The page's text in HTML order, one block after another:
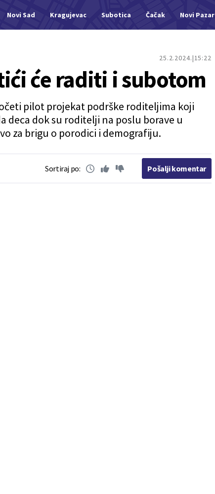
Novi Sad Kragujevac Subotica Čačak Novi Pazar
25.2.2024. 15:22
će raditi i subotom
pilot projekat podrške roditeljima koji
deca dok su roditelji na poslu borave u
za brigu o porodici i demografiju.
Sortiraj po: Pošalji komentar